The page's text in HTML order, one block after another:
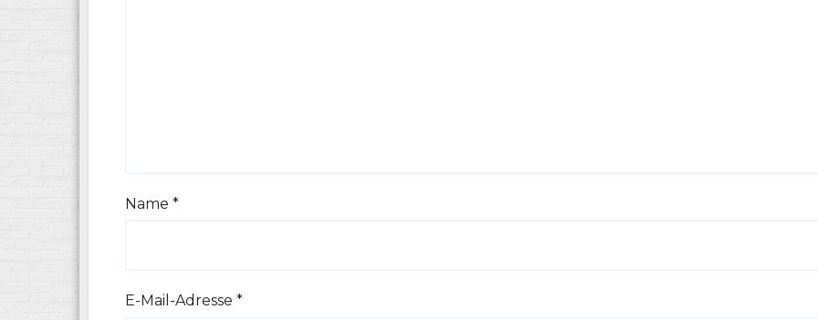
Name *
E-Mail-Adresse *